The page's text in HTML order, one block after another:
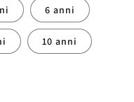
6 anni
10 anni